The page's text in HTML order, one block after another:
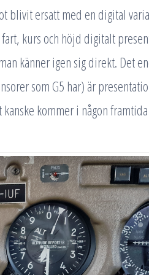
blivit ersatt med en digital
kurs och höjd digitalt
känner igen sig direkt. Det
som G5 har) är
kommer i någon framtida